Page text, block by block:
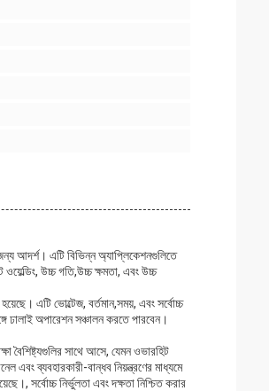
জন্য আদর্শ। এটি বিভিন্ন অ্যাপ্লিকেশনগুলিতে
উচ্চ গতি,উচ্চ ক্ষমতা, এবং উচ্চ
এটি ভোল্টেজ, বর্তমান,সময়, এবং সর্বোচ্চ
ঢালাই অপারেশন সঞ্চালন করতে পারবেন।
বৈশিষ্ট্যগুলির সাথে আসে, যেমন ওভারহিট
এবং ব্যবহারকারী-বান্ধব নিয়ন্ত্রণের মাধ্যমে
সর্বোচ্চ নির্ভুলতা এবং দক্ষতা নিশ্চিত করার